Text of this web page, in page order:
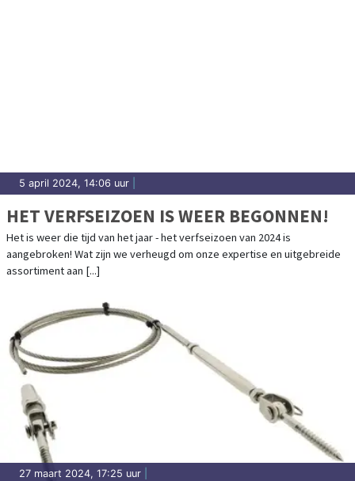
5 april 2024, 14:06 uur
HET VERFSEIZOEN IS WEER BEGONNEN!
Het is weer die tijd van het jaar - het verfseizoen van 2024 is
aangebroken! Wat zijn we verheugd om onze expertise en uitgebreide
assortiment aan [...]
27 maart 2024, 17:25 uur